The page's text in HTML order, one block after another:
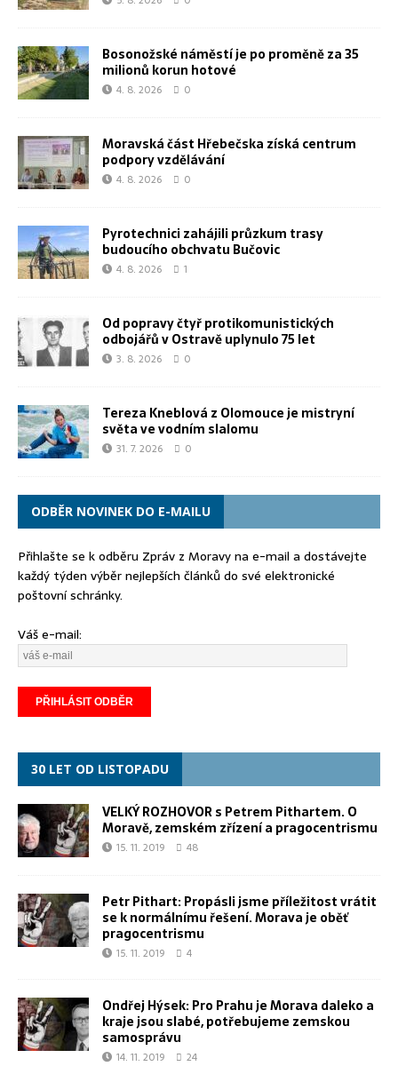
Bosonožské náměstí je po proměně za 35
milionů korun hotové
4. 8. 2026 0
Moravská část Hřebečska získá centrum
podpory vzdělávání
4. 8. 2026 0
Pyrotechnici zahájili průzkum trasy
budoucího obchvatu Bučovic
4. 8. 2026 1
Od popravy čtyř protikomunistických
odbojářů v Ostravě uplynulo 75 let
3. 8. 2026 0
Tereza Kneblová z Olomouce je mistryní
světa ve vodním slalomu
31. 7. 2026 0
ODBĚR NOVINEK DO E-MAILU
Přihlašte se k odběru Zpráv z Moravy na e-mail a dostávejte
každý týden výběr nejlepších článků do své elektronické
poštovní schránky.
Váš e-mail:
30 LET OD LISTOPADU
VELKÝ ROZHOVOR s Petrem Pithartem. O
Moravě, zemském zřízení a pragocentrismu
15. 11. 2019 48
Petr Pithart: Propásli jsme příležitost vrátit
se k normálnímu řešení. Morava je oběť
pragocentrismu
15. 11. 2019 4
Ondřej Hýsek: Pro Prahu je Morava daleko a
kraje jsou slabé, potřebujeme zemskou
samosprávu
14. 11. 2019 24